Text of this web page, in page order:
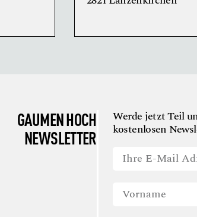
GAUMEN HOCH
NEWSLETTER
Werde jetzt Teil
kostenlosen